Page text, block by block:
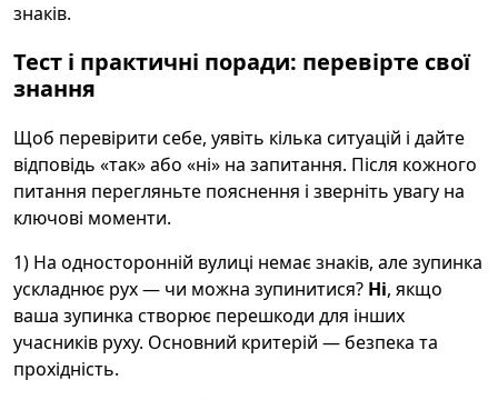
знаків.
Тест і практичні поради: перевірте свої
знання
Щоб перевірити себе, уявіть кілька ситуацій і дайте
відповідь «так» або «ні» на запитання. Після кожного
питання перегляньте пояснення і зверніть увагу на
ключові моменти.
1) На односторонній вулиці немає знаків, але зупинка
ускладнює рух — чи можна зупинитися? Ні, якщо
ваша зупинка створює перешкоди для інших
учасників руху. Основний критерій — безпека та
прохідність.